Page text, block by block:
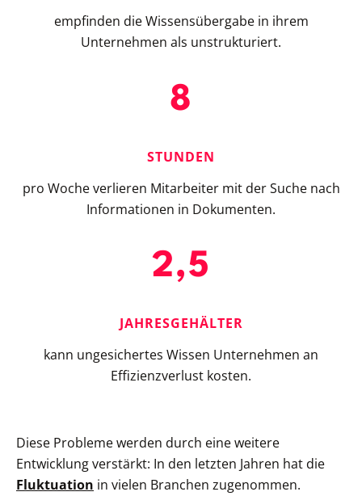
empfinden die Wissensübergabe in ihrem
Unternehmen als unstrukturiert.
8
STUNDEN
pro Woche verlieren Mitarbeiter mit der Suche nach
Informationen in Dokumenten.
2,5
JAHRESGEHÄLTER
kann ungesichertes Wissen Unternehmen an
Effizienzverlust kosten.
Diese Probleme werden durch eine weitere
Entwicklung verstärkt: In den letzten Jahren hat die
Fluktuation in vielen Branchen zugenommen.